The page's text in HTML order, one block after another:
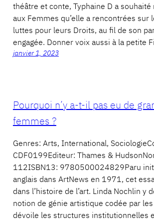
théâtre et conte, Typhaine D a
aux Femmes qu’elle a rencontrées sur
luttes pour leurs Droits, au fil de son
engagée. Donner voix aussi à la petite
janvier 1, 2023
Pourquoi n’y a-t-il pas eu de
femmes ?
Genres: Arts, International,
CDF0199Editeur: Thames &
112ISBN13: 9780500024829Paru
anglais dans ArtNews en 1971, cet
dans l’histoire de l’art. Linda Nochlin y
notion de génie artistique codée par
dévoile les structures institutionnelles